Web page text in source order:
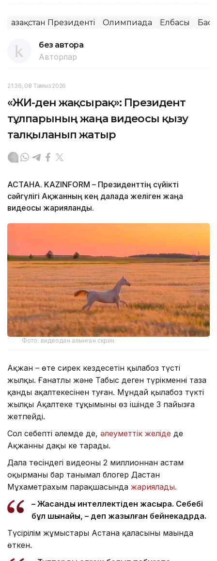
Қазақстан Президенті Олимпиада Елбасы
без автора
Авторлар
21:36, 08 Тамыз 2026
«ЖИ-ден жақсырақ»: Президент
тұлпарының жаңа видеосы қызу
талқыланып жатыр
АСТАНА. KAZINFORM – Президенттің сүйікті
сәйгүлігі Ақжанның кең далада желіген жаңа
видеосы жарияланды.
Фото: видеодан алынған скрин
Ақжан – өте сирек кездесетін қылаңбоз түсті
жылқы. Ғанатлы және Табыс деген түрікменнің таза
қанды ақалтекесінен туған. Мұндай қылаңбоз түкті
жылқы Ақалтеке тұқымының өз ішінде 3 пайызға
жетпейді.
Сол себепті әлемде де, әлеуметтік желіде де
Ақжанның даңқы кең тарады.
Дала төсіндегі видеоны 2 миллионнан астам
оқырманы бар танымал блогер Дастан
Мұхаметрахым парақшасында жариялады.
– Жасанды интеллектіден жақсырақ. Себебі
бұл шынайы, – деп жазылған бейнекадрда.
Түсірілім жұмыстары Астана қаласының маңында
өткен.